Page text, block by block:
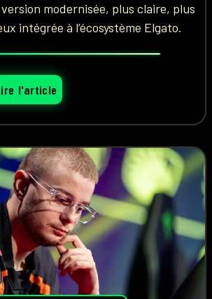
modernisée, plus claire, plus
intégrée à l’écosystème Elgato.
l'article